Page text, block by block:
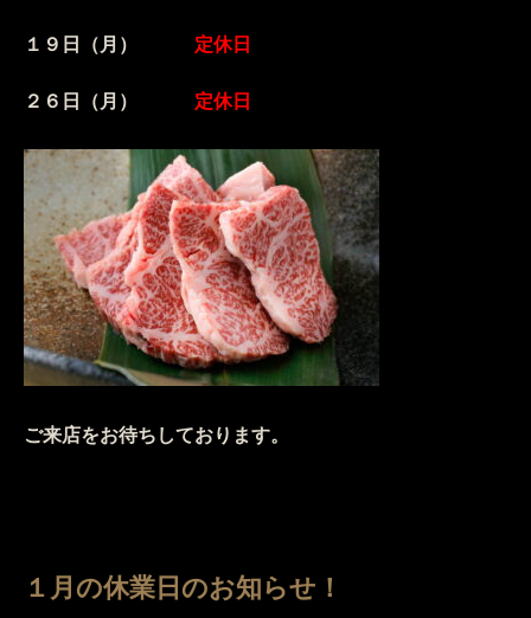
１９日（月） 定休日
２６日（月） 定休日
ご来店をお待ちしております。
１月の休業日のお知らせ！